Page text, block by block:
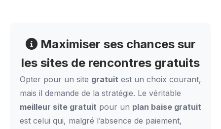
Maximiser ses chances sur
les sites de rencontres gratuits
Opter pour un site gratuit est un choix courant,
mais il demande de la stratégie. Le véritable
meilleur site gratuit pour un plan baise gratuit
est celui qui, malgré l’absence de paiement,